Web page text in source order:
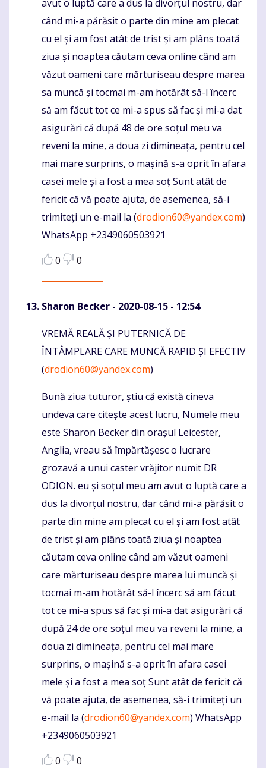
avut o luptă care a dus la divorțul nostru, dar
când mi-a părăsit o parte din mine am plecat
cu el și am fost atât de trist și am plâns toată
ziua și noaptea căutam ceva online când am
văzut oameni care mărturiseau despre marea
sa muncă și tocmai m-am hotărât să-l încerc
să am făcut tot ce mi-a spus să fac și mi-a dat
asigurări că după 48 de ore soțul meu va
reveni la mine, a doua zi dimineața, pentru cel
mai mare surprins, o mașină s-a oprit în afara
casei mele și a fost a mea soț Sunt atât de
fericit că vă poate ajuta, de asemenea, să-i
trimiteți un e-mail la (drodion60@yandex.com)
WhatsApp +2349060503921
0
0
Sharon Becker - 2020-08-15 - 12:54
Komentaras
VREMĂ REALĂ ȘI PUTERNICĂ DE
ÎNTÂMPLARE CARE MUNCĂ RAPID ȘI EFECTIV
(drodion60@yandex.com)
Bună ziua tuturor, știu că există cineva
undeva care citește acest lucru, Numele meu
este Sharon Becker din orașul Leicester,
Anglia, vreau să împărtășesc o lucrare
grozavă a unui caster vrăjitor numit DR
ODION. eu și soțul meu am avut o luptă care a
dus la divorțul nostru, dar când mi-a părăsit o
parte din mine am plecat cu el și am fost atât
de trist și am plâns toată ziua și noaptea
căutam ceva online când am văzut oameni
care mărturiseau despre marea lui muncă și
tocmai m-am hotărât să-l încerc să am făcut
tot ce mi-a spus să fac și mi-a dat asigurări că
după 24 de ore soțul meu va reveni la mine, a
doua zi dimineața, pentru cel mai mare
surprins, o mașină s-a oprit în afara casei
mele și a fost a mea soț Sunt atât de fericit că
vă poate ajuta, de asemenea, să-i trimiteți un
e-mail la (drodion60@yandex.com) WhatsApp
+2349060503921
0
0